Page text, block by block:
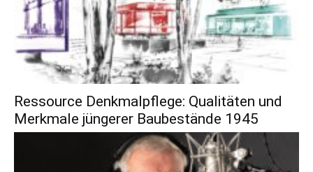
Ressource Denkmalpflege: Qualitäten und
Merkmale jüngerer Baubestände 1945